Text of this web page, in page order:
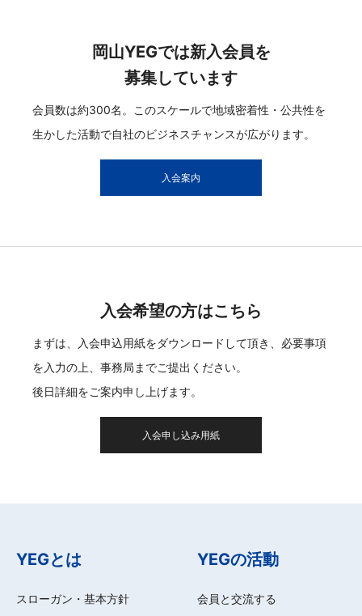
岡山YEGでは新入会員を
募集しています
会員数は約300名。このスケールで地域密着性・公共性を
生かした活動で自社のビジネスチャンスが広がります。
入会案内
入会希望の方はこちら
まずは、入会申込用紙をダウンロードして頂き、必要事項
を入力の上、事務局までご提出ください。
後日詳細をご案内申し上げます。
入会申し込み用紙
YEGとは
スローガン・基本方針
YEGの活動
会員と交流する